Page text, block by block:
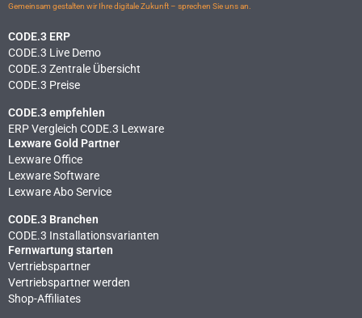
Gemeinsam gestalten wir Ihre digitale Zukunft – sprechen Sie uns an.
CODE.3 ERP
CODE.3 Live Demo
CODE.3 Zentrale Übersicht
CODE.3 Preise
CODE.3 empfehlen
ERP Vergleich CODE.3 Lexware
Lexware Gold Partner
Lexware Office
Lexware Software
Lexware Abo Service
CODE.3 Branchen
CODE.3 Installationsvarianten
Fernwartung starten
Vertriebspartner
Vertriebspartner werden
Shop-Affiliates